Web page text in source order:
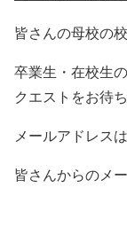
皆さんの母校の
卒業生・在校生
クエストをお待
メールアドレス
皆さんからのメ